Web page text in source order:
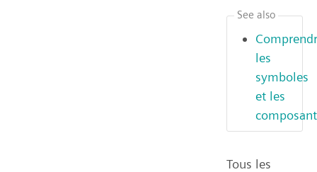
les
symboles
et les
See also
Tous les